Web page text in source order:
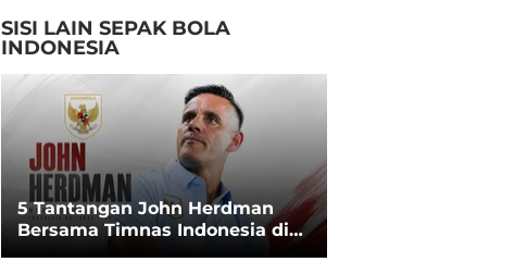
SISI LAIN SEPAK BOLA
INDONESIA
5 Tantangan John Herdman
Bersama Timnas Indonesia di